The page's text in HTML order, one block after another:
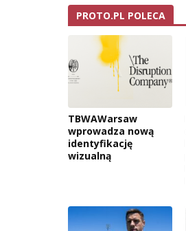
PROTO.PL POLECA
TBWAWarsaw
wprowadza nową
identyfikację
wizualną